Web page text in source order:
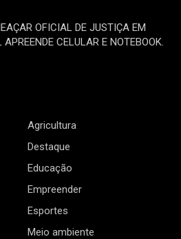
OFICIAL DE JUSTIÇA EM
CELULAR E NOTEBOOK.
Agricultura
Destaque
Educação
Empreender
Esportes
Meio ambiente